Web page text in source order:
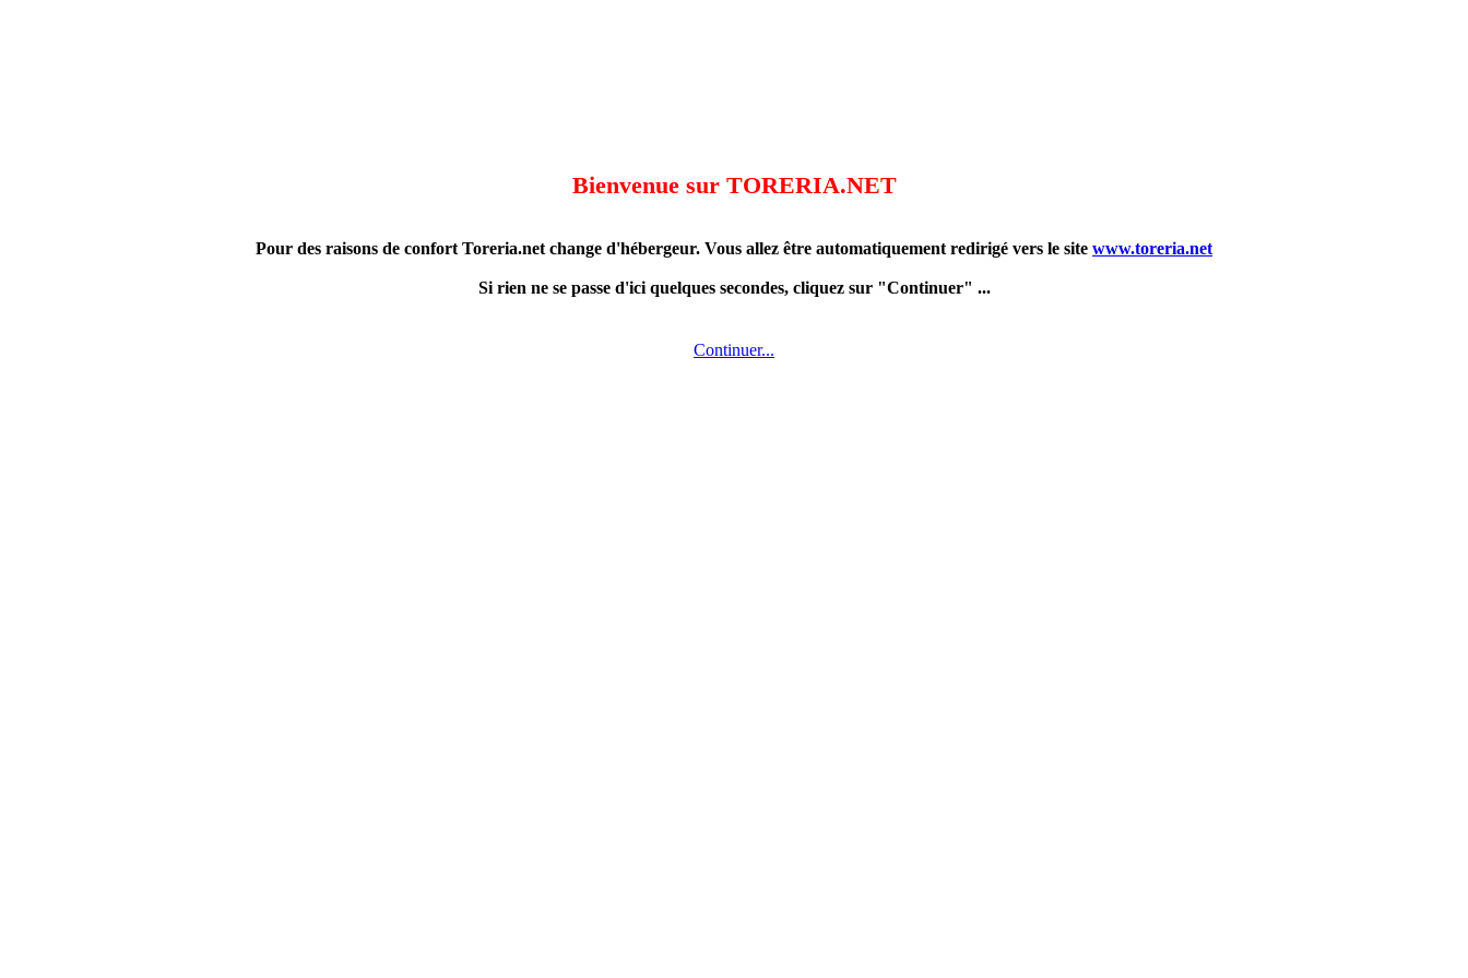
Bienvenue sur TORERIA.NET
Pour des raisons de confort Toreria.net change d'hébergeur. Vous allez être automatiquement redirigé vers le site www.toreria.net
Si rien ne se passe d'ici quelques secondes, cliquez sur "Continuer" ...
Continuer...